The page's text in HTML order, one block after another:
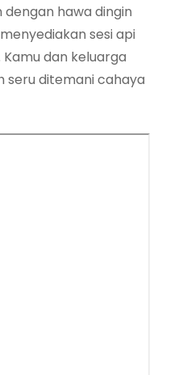
hawa dingin
sesi api
dan keluarga
seru ditemani cahaya